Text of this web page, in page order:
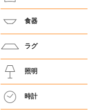
食器
ラグ
照明
時計